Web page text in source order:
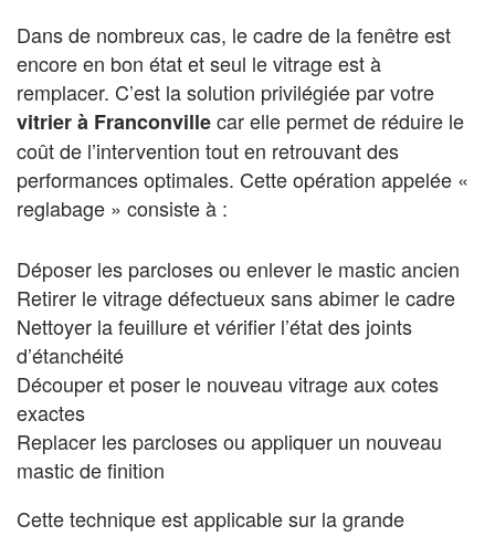
Dans de nombreux cas, le cadre de la fenêtre est
encore en bon état et seul le vitrage est à
remplacer. C’est la solution privilégiée par votre
vitrier à Franconvillecar elle permet de réduire le
coût de l’intervention tout en retrouvant des
performances optimales. Cette opération appelée «
reglabage » consiste à :
Déposer les parcloses ou enlever le mastic ancien
Retirer le vitrage défectueux sans abimer le cadre
Nettoyer la feuillure et vérifier l’état des joints
d’étanchéité
Découper et poser le nouveau vitrage aux cotes
exactes
Replacer les parcloses ou appliquer un nouveau
mastic de finition
Cette technique est applicable sur la grande